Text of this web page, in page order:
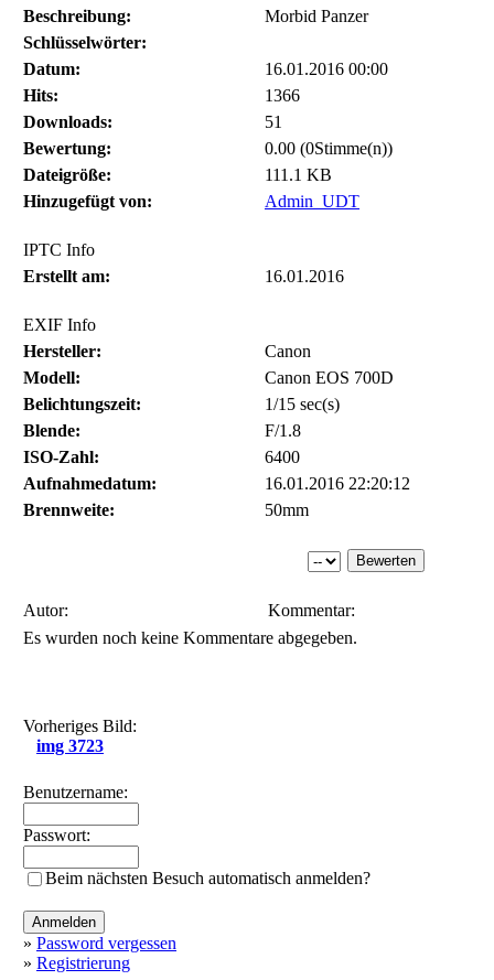
Beschreibung:
Morbid Panzer
Schlüsselwörter:
Datum:
16.01.2016 00:00
Hits:
1366
Downloads:
51
Bewertung:
0.00 (0Stimme(n))
Dateigröße:
111.1 KB
Hinzugefügt von:
Admin_UDT
IPTC Info
Erstellt am:
16.01.2016
EXIF Info
Hersteller:
Canon
Modell:
Canon EOS 700D
Belichtungszeit:
1/15 sec(s)
Blende:
F/1.8
ISO-Zahl:
6400
Aufnahmedatum:
16.01.2016 22:20:12
Brennweite:
50mm
Autor:
Kommentar:
Es wurden noch keine Kommentare abgegeben.
Vorheriges Bild:
img 3723
Benutzername:
Passwort:
Beim nächsten Besuch automatisch anmelden?
» Password vergessen
» Registrierung